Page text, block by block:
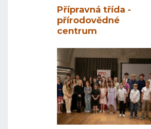
Přípravná třída -
přírodovědné
centrum